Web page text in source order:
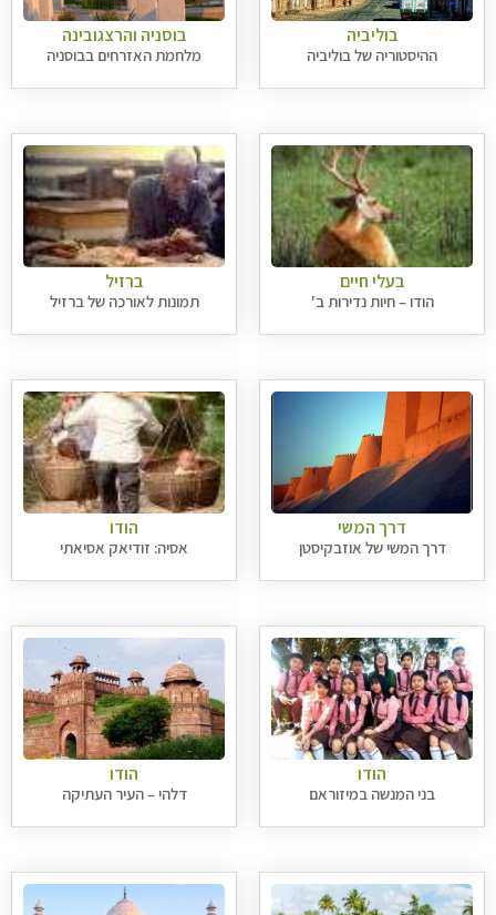
בוליביה
ההיסטוריה של בוליביה
בוסניה והרצגובינה
מלחמת האזרחים בבוסניה
בעלי חיים
הודו – חיות נדירות ב'
ברזיל
תמונות לאורכה של ברזיל
דרך המשי
דרך המשי של אוזבקיסטן
הודו
אסיה: זודיאק אסיאתי
הודו
בני המנשה במיזוראם
הודו
דלהי – העיר העתיקה